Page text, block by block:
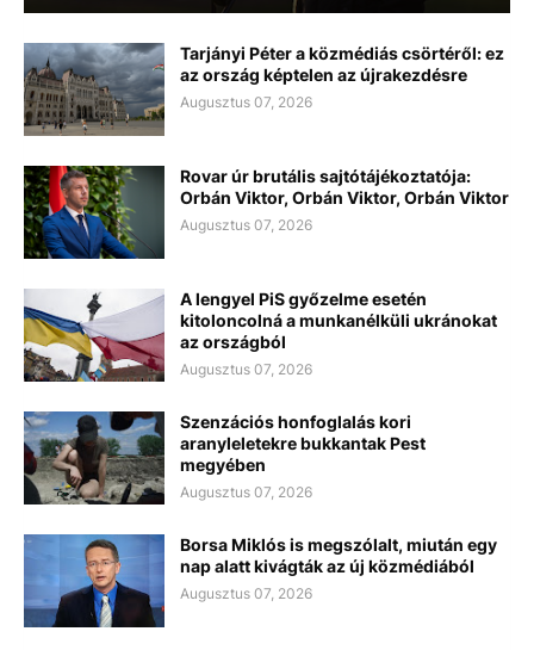
Tarjányi Péter a közmédiás csörtéről: ez
az ország képtelen az újrakezdésre
Augusztus 07, 2026
Rovar úr brutális sajtótájékoztatója:
Orbán Viktor, Orbán Viktor, Orbán Viktor
Augusztus 07, 2026
A lengyel PiS győzelme esetén
kitoloncolná a munkanélküli ukránokat
az országból
Augusztus 07, 2026
Szenzációs honfoglalás kori
aranyleletekre bukkantak Pest
megyében
Augusztus 07, 2026
Borsa Miklós is megszólalt, miután egy
nap alatt kivágták az új közmédiából
Augusztus 07, 2026